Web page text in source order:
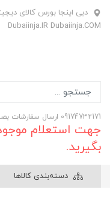
دبی اینجا بورس کالای
Dubaiinja.IR Dubaiinja.COM
09174732171 ارسال سفارشات بصورت پس‌کرایه تیپاکس
جهت استعلام
بگیرید.
دسته‌بندی کالاها